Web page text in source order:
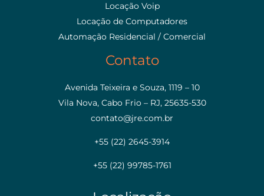
Locação Voip
Locação de Computadores
Automação Residencial / Comercial
Contato
Avenida Teixeira e Souza, 1119 – 10
Vila Nova, Cabo Frio – RJ, 25635-530
contato@jre.com.br
+55 (22) 2645-3914
+55 (22) 99785-1761